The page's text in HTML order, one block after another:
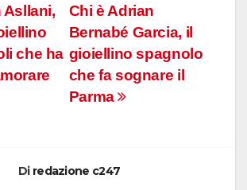
Chi è Adrian
Bernabé Garcia, il
gioiellino spagnolo
che fa sognare il
Parma
che ha
Di redazione c247